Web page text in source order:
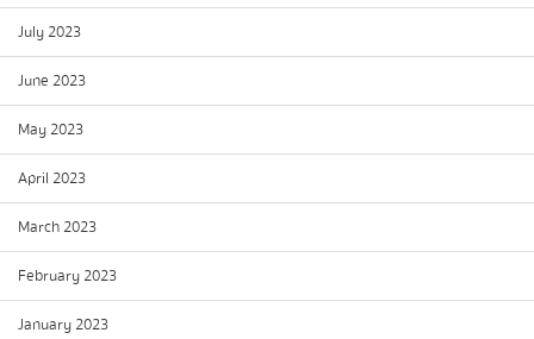
July 2023
June 2023
May 2023
April 2023
March 2023
February 2023
January 2023